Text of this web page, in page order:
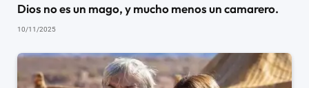
Dios no es un mago, y mucho menos un camarero.
10/11/2025